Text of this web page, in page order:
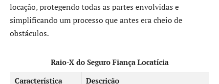
locação, protegendo todas as partes envolvidas e
simplificando um processo que antes era cheio de
obstáculos.
Raio-X do Seguro Fiança Locatícia
Característica
Descrição